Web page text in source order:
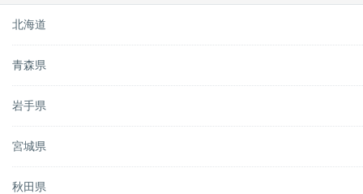
北海道
青森県
岩手県
宮城県
秋田県